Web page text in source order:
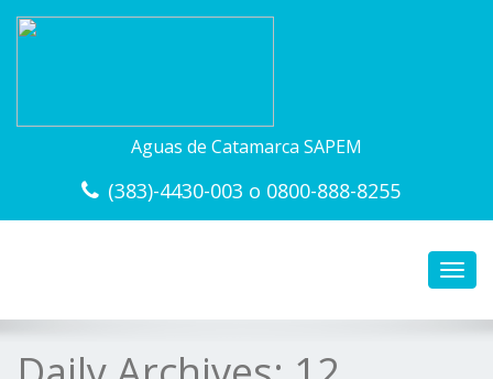
Aguas de Catamarca SAPEM
(383)-4430-003 o 0800-888-8255